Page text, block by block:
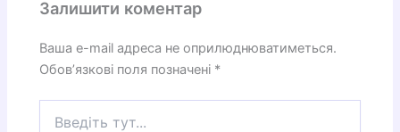
Залишити коментар
Ваша e-mail адреса не оприлюднюватиметься.
Обов’язкові поля позначені *
тут...